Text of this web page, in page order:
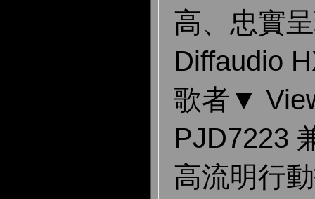
高、忠實
Diffaudio
歌者▼
PJD7223
高流明行